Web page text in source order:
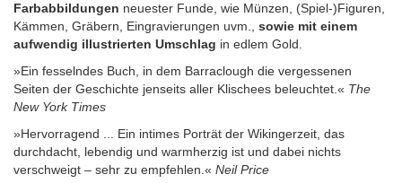
Farbabbildungen neuester Funde, wie Münzen, (Spiel-)Figuren,
Kämmen, Gräbern, Eingravierungen uvm., sowie mit einem
aufwendig illustrierten Umschlag in edlem Gold.
»Ein fesselndes Buch, in dem Barraclough die vergessenen
Seiten der Geschichte jenseits aller Klischees beleuchtet.« The
New York Times
»Hervorragend ... Ein intimes Porträt der Wikingerzeit, das
durchdacht, lebendig und warmherzig ist und dabei nichts
verschweigt – sehr zu empfehlen.« Neil Price